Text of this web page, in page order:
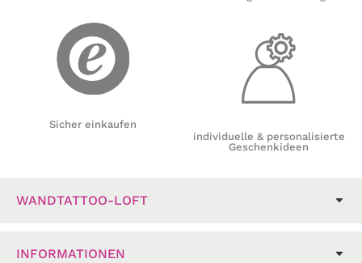
Sicher einkaufen
individuelle & personalisierte
Geschenkideen
WANDTATTOO-LOFT
INFORMATIONEN